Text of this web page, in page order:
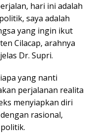
hari ini adalah
saya adalah
yang ingin ikut
Cilacap, arahnya
Dr. Supri.
yang nanti
perjalanan realita
menyiapkan diri
rasional,